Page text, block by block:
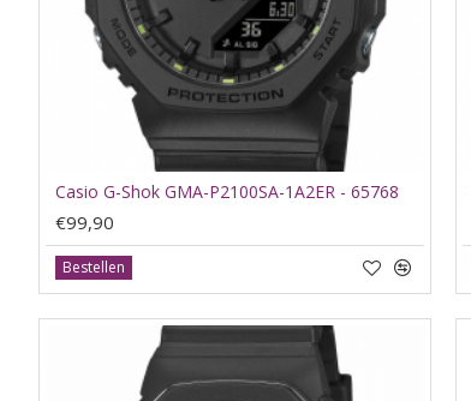
Casio G-Shok GMA-P2100SA-1A2ER - 65768
€99,90
Bestellen